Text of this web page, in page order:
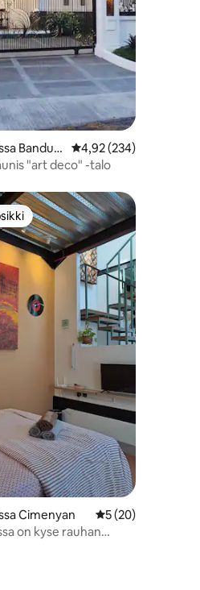
Bandun
Keskimääräinen arvio
4,92 (234)
"art deco" -talo
arvostelua
parhaimmistoa
Cimenyan Keskimääräinen
5 (20)
on kyse rauhan